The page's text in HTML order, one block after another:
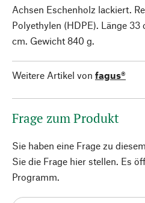
Achsen Eschenholz lackiert.
Polyethylen (HDPE). Länge 33
cm. Gewicht 840 g.
Weitere Artikel von fagus®
Frage zum Produkt
Sie haben eine Frage zu
Sie die Frage hier stellen. Es
Programm.